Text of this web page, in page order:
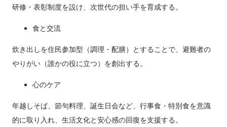
研修・表彰制度を設け、次世代の担い手を育成する。
食と交流
炊き出しを住民参加型（調理・配膳）とすることで、避難者の
やりがい（誰かの役に立つ）を創出する。
心のケア
年越しそば、節句料理、誕生日会など、行事食・特別食を意識
的に取り入れ、生活文化と安心感の回復を支援する。